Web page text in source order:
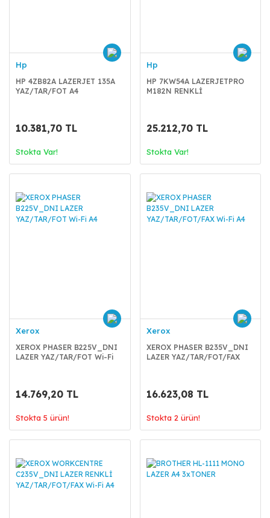
Hp
HP 4ZB82A LAZERJET 135A
YAZ/TAR/FOT A4
10.381,70 TL
Stokta Var!
Hp
HP 7KW54A LAZERJETPRO
M182N RENKLİ
25.212,70 TL
Stokta Var!
Xerox
XEROX PHASER B225V_DNI
LAZER YAZ/TAR/FOT Wi-Fi
14.769,20 TL
Stokta 5 ürün!
Xerox
XEROX PHASER B235V_DNI
LAZER YAZ/TAR/FOT/FAX
16.623,08 TL
Stokta 2 ürün!